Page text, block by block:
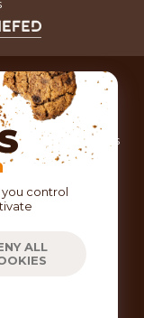
concocter de
grand chef ?
nous vous
des meilleures
de pâtisserie,
de cuisine,
sein de nos 21
tout votre matériel
depuis 2018.
you control
ALL